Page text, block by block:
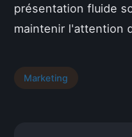
présentation fluide
maintenir l'attention
Marketing